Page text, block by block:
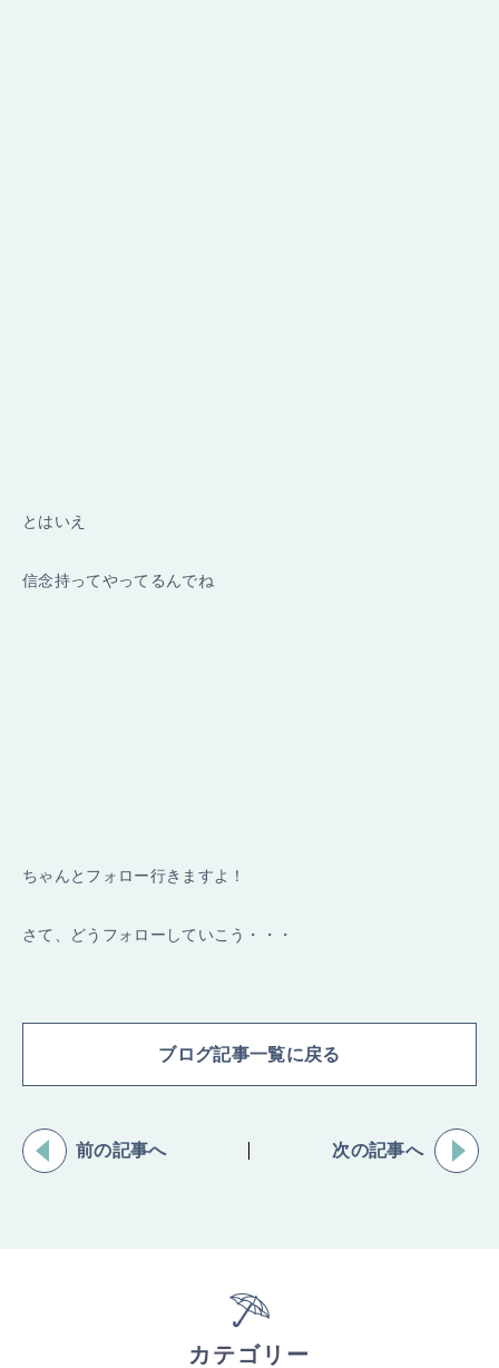
とはいえ
信念持ってやってるんでね
ちゃんとフォロー行きますよ！
さて、どうフォローしていこう・・・
ブログ記事一覧に戻る
前の記事へ 次の記事へ
カテゴリー